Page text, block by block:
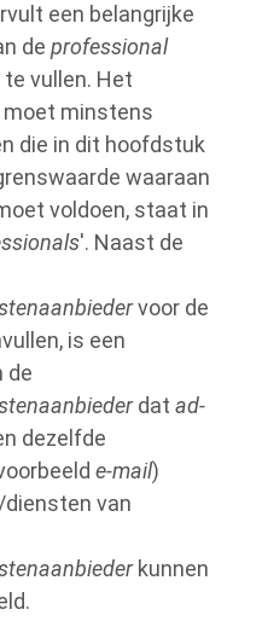
een belangrijke
de professional
vullen. Het
minstens
die in dit hoofdstuk
waaraan
voldoen, staat in
'. Naast de
voor de
is een
de
dat ad-
dezelfde
e-mail)
van
kunnen